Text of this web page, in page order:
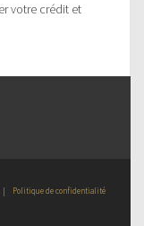
votre crédit et
| Politique de confidentialité